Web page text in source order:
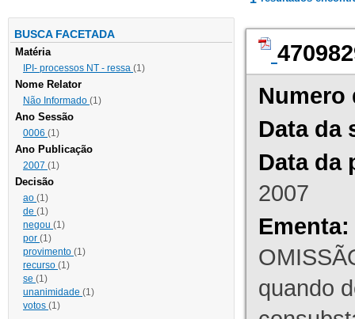
BUSCA FACETADA
Matéria
IPI- processos NT - ressa (1)
Nome Relator
Não Informado (1)
Ano Sessão
0006 (1)
Ano Publicação
2007 (1)
Decisão
ao (1)
de (1)
negou (1)
por (1)
provimento (1)
recurso (1)
se (1)
unanimidade (1)
votos (1)
Numero
Data da
Data da
2007
Ementa:
quando